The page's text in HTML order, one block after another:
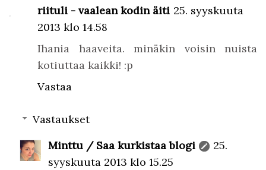
riituli - vaalean kodin äiti 25. syyskuuta
2013 klo 14.58
Ihania haaveita. minäkin voisin nuista
kotiuttaa kaikki! :p
Vastaa
Vastaukset
Minttu / Saa kurkistaa blogi
25.
syyskuuta 2013 klo 15.25